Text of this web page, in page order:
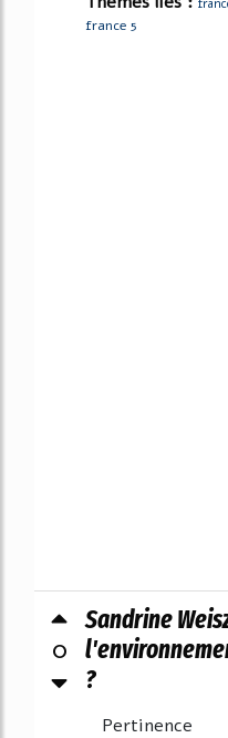
france 5
0
Sandrine
?
Pertinence